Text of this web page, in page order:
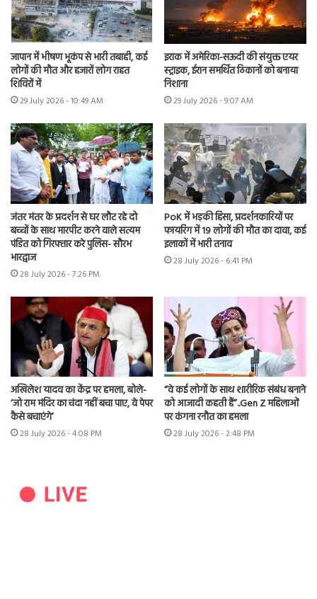
जापान में भीषण भूकंप से भारी तबाही, कई
लोगों की मौत और हजारों लोग राहत
शिविरों में
29 July 2026 - 10:49 AM
इराक में अमेरिका-सऊदी की संयुक्त एयर
स्ट्राइक, ईरान समर्थित ठिकानों को बनाया
निशाना
29 July 2026 - 9:07 AM
जंतर मंतर के प्रदर्शन से घर लौट रहे दो
बच्चों के साथ मारपीट करने वाले सत्यम
पंडित को गिरफ्तार करे पुलिस- सौरभ
भारद्वाज
28 July 2026 - 7:26 PM
PoK में भड़की हिंसा, प्रदर्शनकारियों पर
फायरिंग में 19 लोगों की मौत का दावा, कई
इलाकों में भारी तनाव
28 July 2026 - 6:41 PM
अखिलेश यादव का केंद्र पर हमला, बोले-
‘जो राम मंदिर का चंदा नहीं बचा पाए, वे पेपर
कैसे बचाएंगे’
28 July 2026 - 4:08 PM
“वे कई लोगों के साथ शारीरिक संबंध बनाने
को आजादी कहती हैं”..Gen Z महिलाओं
पर कंगना रनौत का हमला
28 July 2026 - 2:48 PM